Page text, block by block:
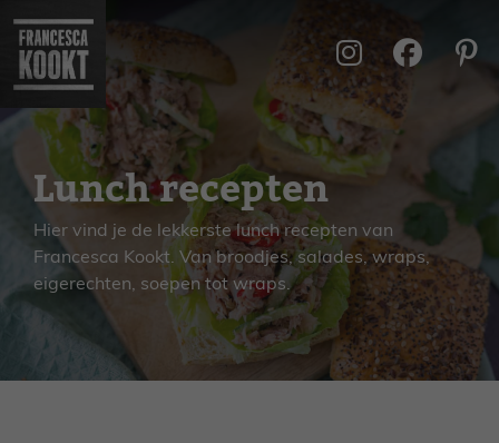
naar
inhoud
Lunch recepten
Hier vind je de lekkerste lunch recepten van
Francesca Kookt. Van broodjes, salades, wraps,
eigerechten, soepen tot wraps.